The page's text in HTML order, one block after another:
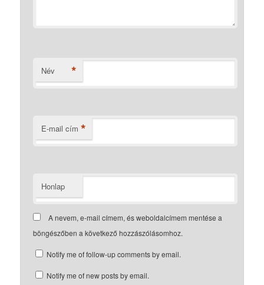
Név *
E-mail cím *
Honlap
A nevem, e-mail címem, és weboldalcímem mentése a
böngészőben a következő hozzászólásomhoz.
Notify me of follow-up comments by email.
Notify me of new posts by email.